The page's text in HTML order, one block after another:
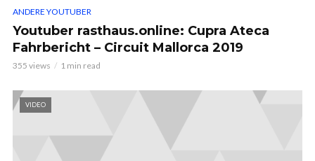
ANDERE YOUTUBER
Youtuber rasthaus.online: Cupra Ateca
Fahrbericht – Circuit Mallorca 2019
355 views 1 min read
VIDEO